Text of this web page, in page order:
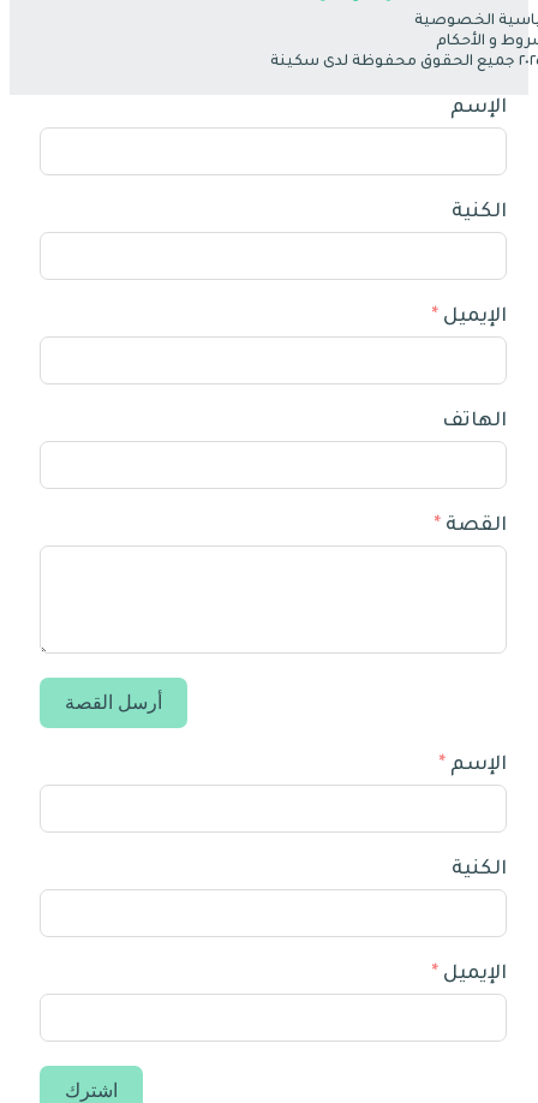
الخصوصية
و الأحكام
الإسم
الكنية
الإيميل
الهاتف
القصة
أرسل القصة
الإسم
الكنية
الإيميل
اشترك